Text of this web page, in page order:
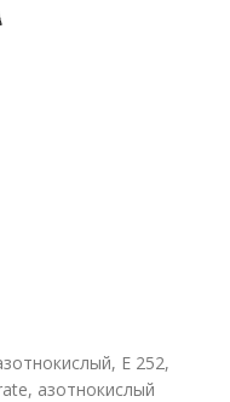
Е 252,
азотнокислый